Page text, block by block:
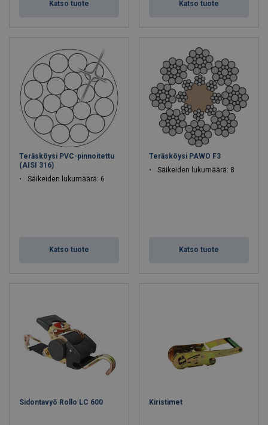
Katso tuote Katso tuote
Teräsköysi PVC-pinnoitettu
(AISI 316)
Säikeiden lukumäärä: 6
Katso tuote
Teräsköysi PAWO F3
Säikeiden lukumäärä: 8
Katso tuote
Sidontavyö Rollo LC 600 Kiristimet